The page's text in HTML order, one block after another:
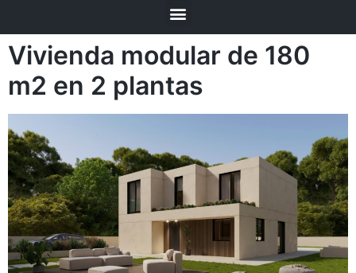
Vivienda modular de 180
m2 en 2 plantas